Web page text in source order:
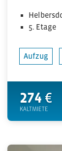
5. Etage
Aufzug
274 €
KALTMIETE